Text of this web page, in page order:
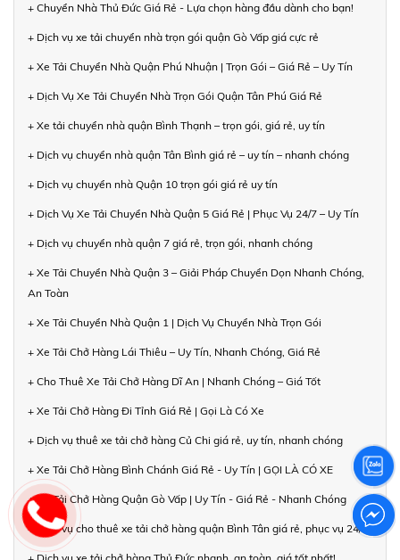
+ Chuyển Nhà Thủ Đức Giá Rẻ - Lựa chọn hàng đầu dành cho bạn!
+ Dịch vụ xe tải chuyển nhà trọn gói quận Gò Vấp giá cực rẻ
+ Xe Tải Chuyển Nhà Quận Phú Nhuận | Trọn Gói – Giá Rẻ – Uy Tín
+ Dịch Vụ Xe Tải Chuyển Nhà Trọn Gói Quận Tân Phú Giá Rẻ
+ Xe tải chuyển nhà quận Bình Thạnh – trọn gói, giá rẻ, uy tín
+ Dịch vụ chuyển nhà quận Tân Bình giá rẻ – uy tín – nhanh chóng
+ Dịch vụ chuyển nhà Quận 10 trọn gói giá rẻ uy tín
+ Dịch Vụ Xe Tải Chuyển Nhà Quận 5 Giá Rẻ | Phục Vụ 24/7 – Uy Tín
+ Dịch vụ chuyển nhà quận 7 giá rẻ, trọn gói, nhanh chóng
+ Xe Tải Chuyển Nhà Quận 3 – Giải Pháp Chuyển Dọn Nhanh Chóng,
An Toàn
+ Xe Tải Chuyển Nhà Quận 1 | Dịch Vụ Chuyển Nhà Trọn Gói
+ Xe Tải Chở Hàng Lái Thiêu – Uy Tín, Nhanh Chóng, Giá Rẻ
+ Cho Thuê Xe Tải Chở Hàng Dĩ An | Nhanh Chóng – Giá Tốt
+ Xe Tải Chở Hàng Đi Tỉnh Giá Rẻ | Gọi Là Có Xe
+ Dịch vụ thuê xe tải chở hàng Củ Chi giá rẻ, uy tín, nhanh chóng
+ Xe Tải Chở Hàng Bình Chánh Giá Rẻ - Uy Tín | GỌI LÀ CÓ XE
+ Xe Tải Chở Hàng Quận Gò Vấp | Uy Tín - Giá Rẻ - Nhanh Chóng
+ Dịch vụ cho thuê xe tải chở hàng quận Bình Tân giá rẻ, phục vụ 24/7